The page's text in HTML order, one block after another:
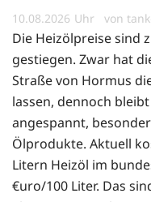
10.08.2026 von
Die Heizölpreise sind
gestiegen. Zwar hat
Straße von Hormus
lassen, dennoch
angespannt,
Ölprodukte. Aktuell
Litern Heizöl im
€uro/100 Liter. Das